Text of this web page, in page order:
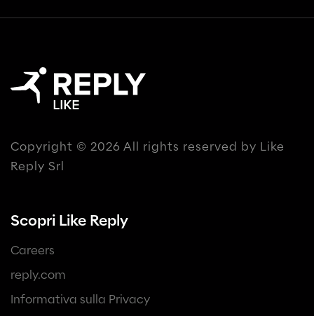
Copyright © 2026 All rights reserved by Like
Reply Srl
Scopri Like Reply
Careers
reply.com
Informativa sulla Privacy